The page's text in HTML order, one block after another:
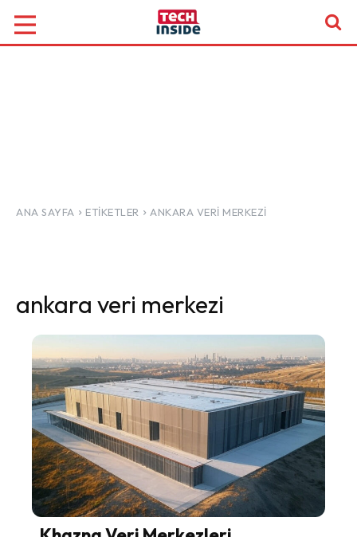
ANA SAYFA ETIKETLER ANKARA VERI MERKEZI
ankara veri merkezi